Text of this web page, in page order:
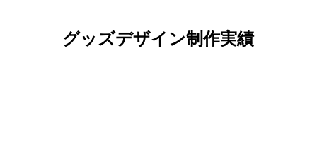
グッズデザイン制作実績